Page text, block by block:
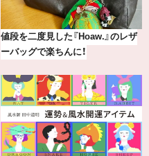
気分が上がる「フルラ」のアイウェ
アを「眼鏡市場」で探して。